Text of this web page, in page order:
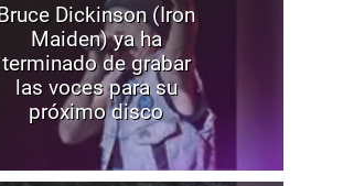
Dickinson (Iron
Maiden) ya ha
terminado de grabar
las voces para su
próximo disco